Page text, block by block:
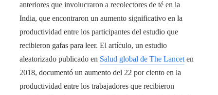
anteriores que involucraron a recolectores de té en la
India, que encontraron un aumento significativo en la
productividad entre los participantes del estudio que
recibieron gafas para leer. El artículo, un estudio
aleatorizado publicado en Salud global de The Lanceten
2018, documentó un aumento del 22 por ciento en la
productividad entre los trabajadores que recibieron